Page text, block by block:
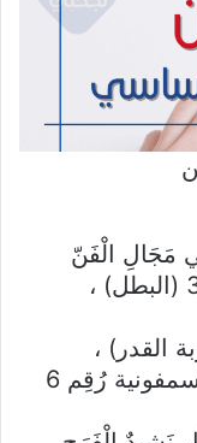
مَجَالِ الْفَنّ
وَالْمُوسِيقَى هِي السمفونية رُقِم 3 (البطل) ،
رُقِم 5 (ضربة القدر) ،
السيمفونية رُقِم 6 (الدولة) ، و السمفونية رُقِم 6